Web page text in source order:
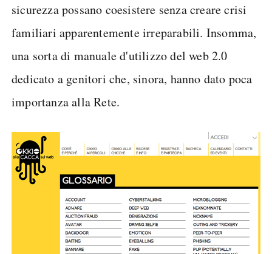
sicurezza possano coesistere senza creare crisi
familiari apparentemente irreparabili. Insomma,
una sorta di manuale d'utilizzo del web 2.0
dedicato a genitori che, sinora, hanno dato poca
importanza alla Rete.